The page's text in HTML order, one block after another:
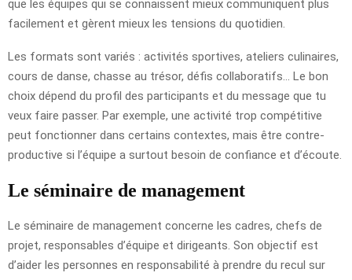
que les équipes qui se connaissent mieux communiquent plus
facilement et gèrent mieux les tensions du quotidien.
Les formats sont variés : activités sportives, ateliers culinaires,
cours de danse, chasse au trésor, défis collaboratifs… Le bon
choix dépend du profil des participants et du message que tu
veux faire passer. Par exemple, une activité trop compétitive
peut fonctionner dans certains contextes, mais être contre-
productive si l’équipe a surtout besoin de confiance et d’écoute.
Le séminaire de management
Le séminaire de management concerne les cadres, chefs de
projet, responsables d’équipe et dirigeants. Son objectif est
d’aider les personnes en responsabilité à prendre du recul sur